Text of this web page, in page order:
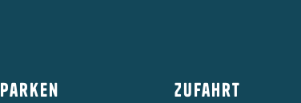
Parken Zufahrt